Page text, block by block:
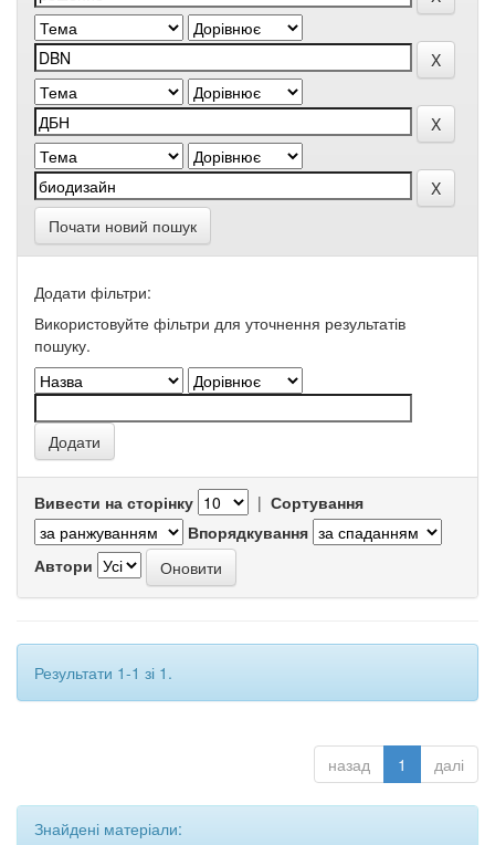
Почати новий пошук
Додати фільтри:
Використовуйте фільтри для уточнення результатів
пошуку.
Вивести на сторінку | Сортування
Впорядкування
Автори
Результати 1-1 зі 1.
назад 1 далі
Знайдені матеріали: